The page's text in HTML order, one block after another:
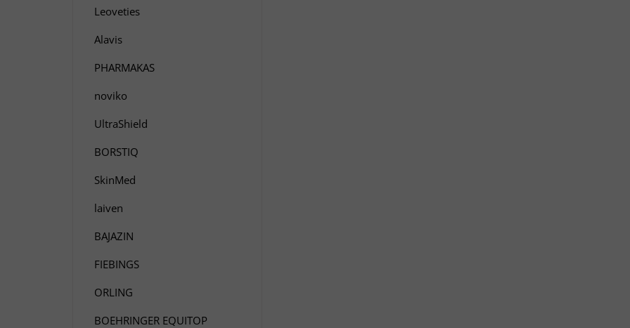
Leoveties
Alavis
PHARMAKAS
noviko
UltraShield
BORSTIQ
SkinMed
laiven
BAJAZIN
FIEBINGS
ORLING
BOEHRINGER EQUITOP